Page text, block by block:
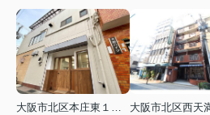
大阪市北区本庄東１丁目